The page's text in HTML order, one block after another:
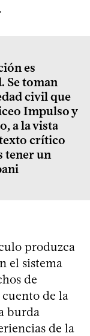
es
Se toman
civil que
Impulso y
a la vista
crítico
tener un
produzca
el sistema
de
cuento de la
burda
de la